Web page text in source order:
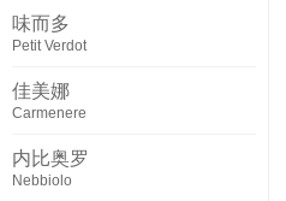
味而多
Petit Verdot
佳美娜
Carmenere
内比奥罗
Nebbiolo